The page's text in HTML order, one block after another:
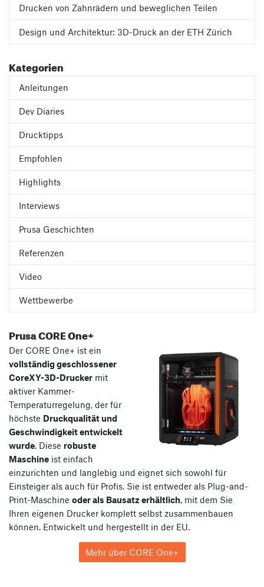
Drucken von Zahnrädern und beweglichen Teilen
Design und Architektur: 3D-Druck an der ETH Zürich
Kategorien
Anleitungen
Dev Diaries
Drucktipps
Empfohlen
Highlights
Interviews
Prusa Geschichten
Referenzen
Video
Wettbewerbe
Prusa CORE One+
Der CORE One+ ist ein
vollständig geschlossener
CoreXY-3D-Drucker mit
aktiver Kammer-
Temperaturregelung, der für
höchste Druckqualität und
Geschwindigkeit entwickelt
wurde. Diese robuste
Maschine ist einfach
einzurichten und langlebig und eignet sich sowohl für
Einsteiger als auch für Profis. Sie ist entweder als Plug-and-
Print-Maschine oder als Bausatz erhältlich, mit dem Sie
Ihren eigenen Drucker komplett selbst zusammenbauen
können. Entwickelt und hergestellt in der EU.
Mehr über CORE One+